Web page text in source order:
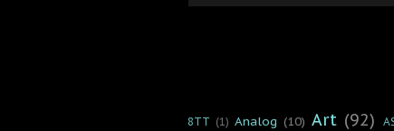
8TT (1) Analog (10) Art (92)